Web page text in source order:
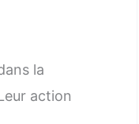
la
action